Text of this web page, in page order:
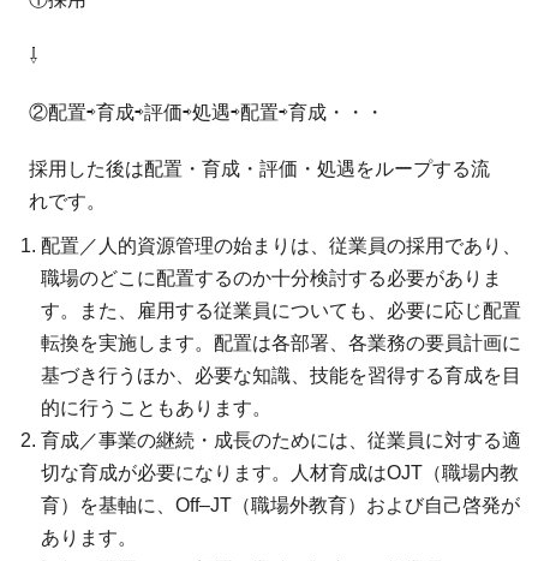
⇩
②配置⇨育成⇨評価⇨処遇⇨配置⇨育成・・・
採用した後は配置・育成・評価・処遇をループする流
れです。
配置／人的資源管理の始まりは、従業員の採用であり、
職場のどこに配置するのか十分検討する必要がありま
す。また、雇用する従業員についても、必要に応じ配置
転換を実施します。配置は各部署、各業務の要員計画に
基づき行うほか、必要な知識、技能を習得する育成を目
的に行うこともあります。
育成／事業の継続・成長のためには、従業員に対する適
切な育成が必要になります。人材育成はOJT（職場内教
育）を基軸に、Off–JT（職場外教育）および自己啓発が
あります。